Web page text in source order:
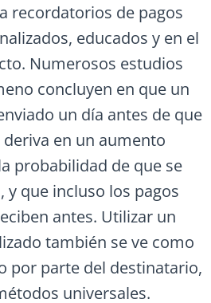
recordatorios de pagos
educados y en el
Numerosos estudios
concluyen en que un
un día antes de que
deriva en un aumento
probabilidad de que se
y que incluso los pagos
antes. Utilizar un
también se ve como
por parte del destinatario,
universales.